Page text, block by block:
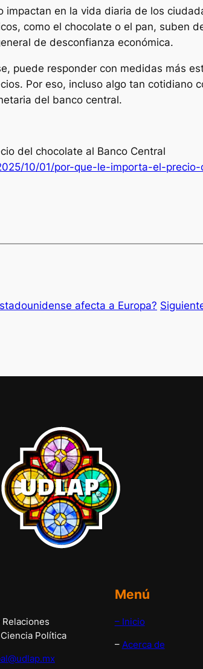
impactan en la vida diaria de los
como el chocolate o el pan, suben
de desconfianza económica.
puede responder con medidas más
Por eso, incluso algo tan cotidiano
del banco central.
del chocolate al Banco Central
10/01/por-que-le-importa-el-
afecta a Europa?
Política
Menú
– Inicio
– Acerca de